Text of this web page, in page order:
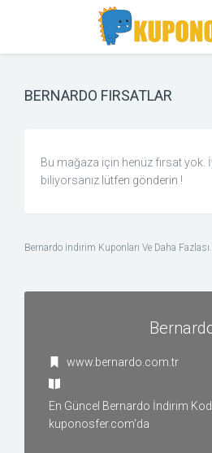
navigation
BERNARDO FIRSATLAR
Bu mağaza için henüz fırsat yok.
biliyorsanız lütfen gönderin !
Bernardo İndirim Kuponları Ve Daha
www.bernardo.com.tr
En Güncel Bernardo İndirim
kuponosfer.com'da